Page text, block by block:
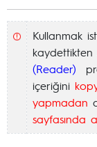
Kullanmak
(Reader)
içeriğini
yapmadan
sayfasında